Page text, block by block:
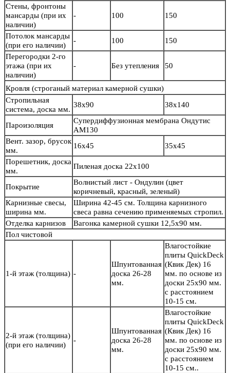
Стены, фронтоны
мансарды (при их
наличии)
- 100 150
Потолок мансарды
(при его наличии)
- 100
150
Перегородки 2-го
этажа (при их
наличии)
- Без утепления 50
Кровля (строганый материал камерной сушки)
Стропильная
система, доска мм.
38х90 38х140
Пароизоляция
Супердиффузионная мембрана Ондутис
АМ130
Вент. зазор, брусок
мм.
16х45
35х45
Порешетник, доска
мм.
Пиленая доска 22х100
Покрытие
Волнистый лист - Ондулин (цвет
коричневый, красный, зеленый)
Карнизные свесы,
ширина мм.
Ширина 42-45 см. Толщина карнизного
свеса равна сечению применяемых стропил.
Отделка карнизов
Вагонка камерной сушки 12,5х90 мм.
Пол чистовой
1-й этаж (толщина) -
Шпунтованная
доска 26-28
мм.
Влагостойкие
плиты QuickDeck
(Квик Дек) 16
мм. по основе из
доски 25х90 мм.
с расстоянием
10-15 см.
2-й этаж (толщина)
(при его наличии)
-
Шпунтованная
доска 26-28
мм.
Влагостойкие
плиты QuickDeck
(Квик Дек) 16
мм. по основе из
доски 25х90 мм.
с расстоянием
10-15 см..